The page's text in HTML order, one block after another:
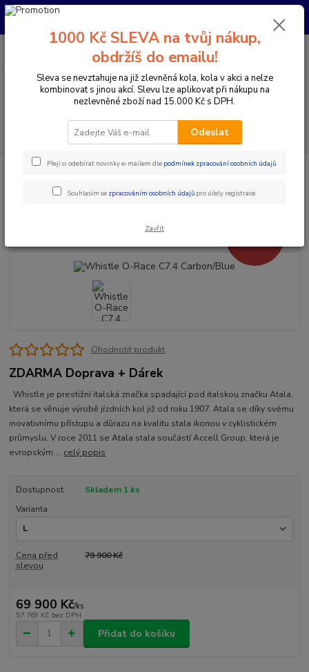
Pro nachystání kola / doplňků na prodejně si prosím zavolejte dopředu.
Menu
CZK
PO-PÁ 10:00-17:00 | SO: 9:00-12:00
Elektrokola Horská elektrokola
Horská elektrokola s předním
Ohodnotit produkt
ZDARMA Doprava + Dárek
Whistle je prestižní italská značka spadající pod italskou značku Atala,
která se věnuje výrobě jízdních kol již od roku 1907. Atala se díky svému
inovativnímu přístupu a důrazu na kvalitu stala ikonou v cyklistickém
průmyslu. V roce 2011 se Atala stala součástí Accell Group, která je
evropským ... celý popis
Dostupnost
Skladem 1 ks
Varianta
Cena před
slevou
79 900 Kč
69 900 Kč/ks
57 769 Kč bez DPH
Přidat do košíku
1000 Kč SLEVA na tvůj nákup,
obdržíš do emailu!
Sleva se nevztahuje na již zlevněná kola, kola v akci a nelze
kombinovat s jinou akcí. Slevu lze aplikovat při nákupu na
nezlevněné zboží nad 15.000 Kč s DPH.
Odeslat
Přeji si odebírat novinky e-mailem dle podmínek zpracování osobních údajů.
Souhlasím se zpracováním osobních údajů pro účely registrace.
Zavřít